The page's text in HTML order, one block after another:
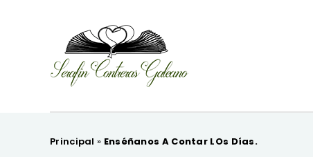
Principal » Enséñanos A Contar LOs Días.